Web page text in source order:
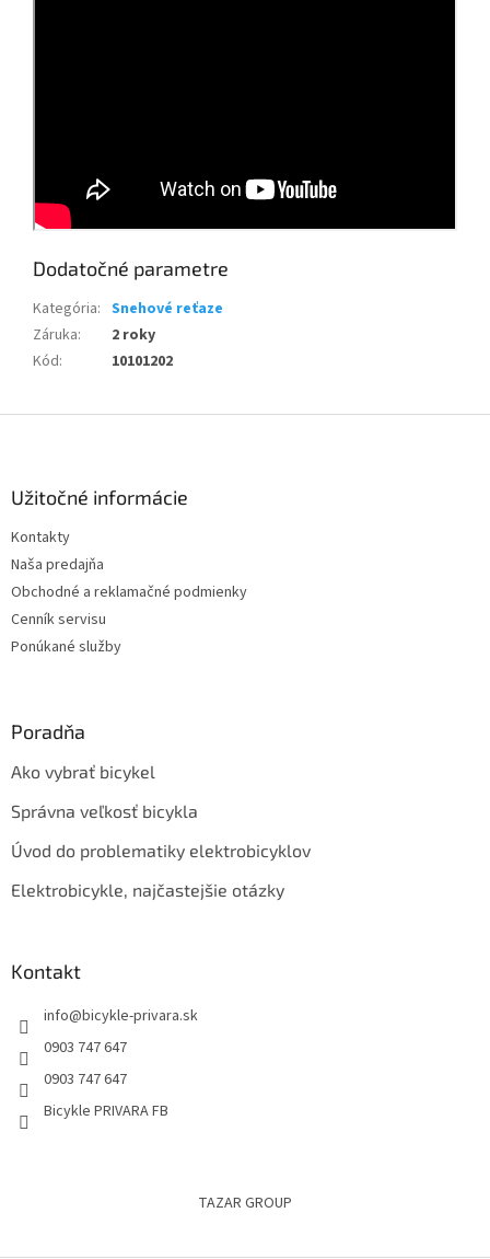
Dodatočné parametre
Kategória: Snehové reťaze
Záruka:
2 roky
Kód: 10101202
Užitočné informácie
Kontakty
Naša predajňa
Obchodné a reklamačné podmienky
Cenník servisu
Ponúkané služby
Poradňa
Ako vybrať bicykel
Správna veľkosť bicykla
Úvod do problematiky elektrobicyklov
Elektrobicykle, najčastejšie otázky
Kontakt
info@bicykle-privara.sk
0903 747 647
0903 747 647
Bicykle PRIVARA FB
TAZAR GROUP